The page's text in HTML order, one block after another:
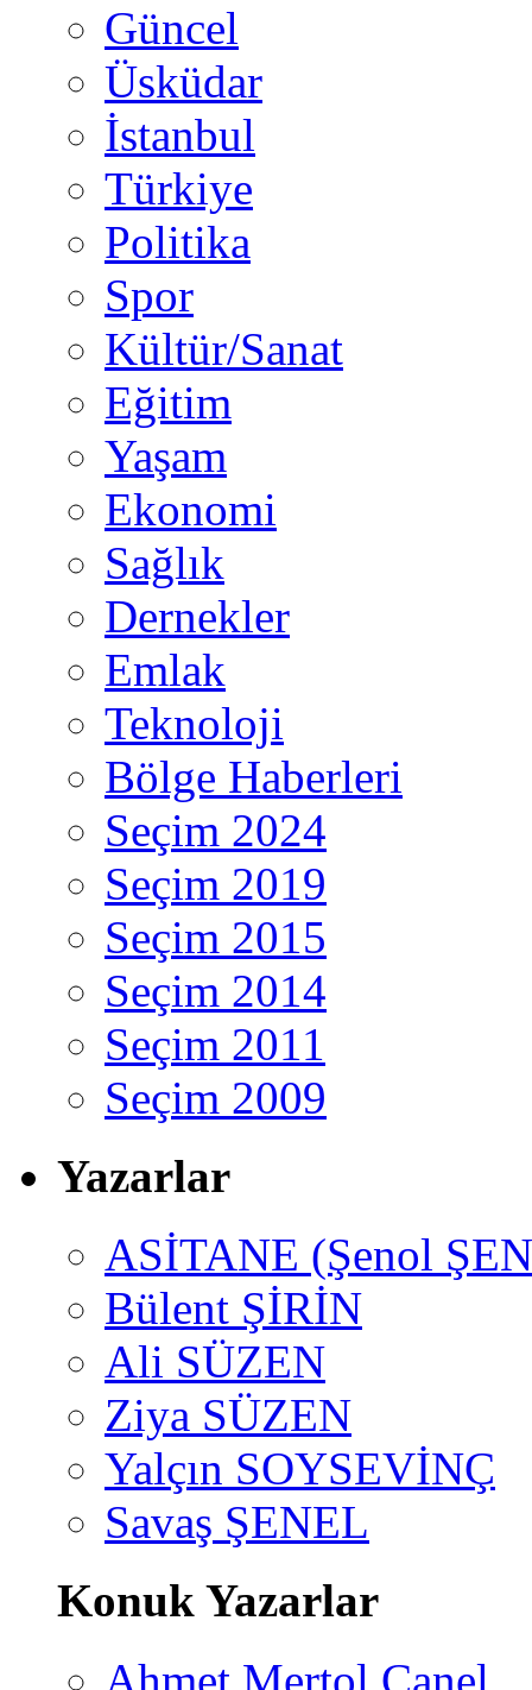
Güncel
Üsküdar
İstanbul
Türkiye
Politika
Spor
Kültür/Sanat
Eğitim
Yaşam
Ekonomi
Sağlık
Dernekler
Emlak
Teknoloji
Bölge Haberleri
Seçim 2024
Seçim 2019
Seçim 2015
Seçim 2014
Seçim 2011
Seçim 2009
Yazarlar
ASİTANE (Şenol
Bülent ŞİRİN
Ali SÜZEN
Ziya SÜZEN
Yalçın SOYSEVİNÇ
Savaş ŞENEL
Konuk Yazarlar
Ahmet Mertol Canel